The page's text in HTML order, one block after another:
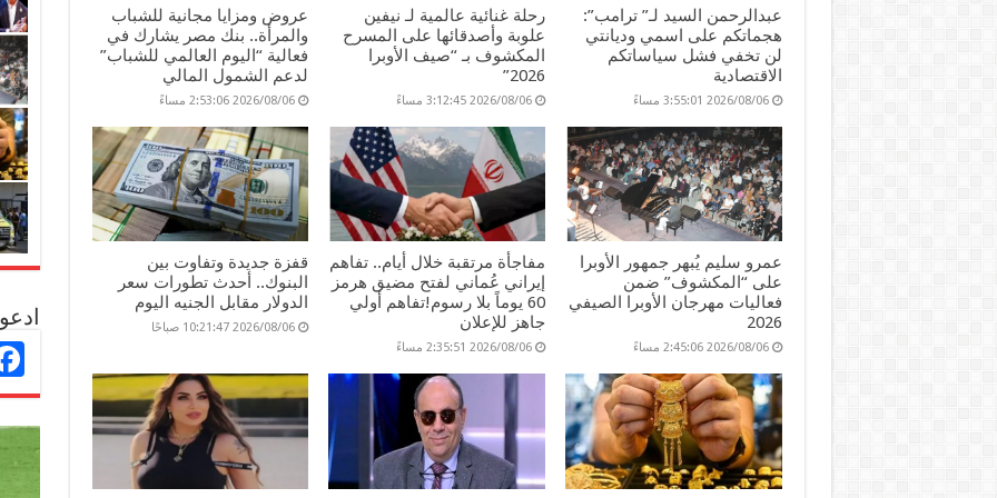
عبدالرحمن السيد لـ” ترامب”:
هجماتكم على اسمي وديانتي
لن تخفي فشل سياساتكم
الاقتصادية
2026/08/06 3:55:01 مساءً
رحلة غنائية عالمية لـ نيفين
علوبة وأصدقائها على المسرح
المكشوف بـ “صيف الأوبرا
2026”
2026/08/06 3:12:45 مساءً
عروض ومزايا مجانية للشباب
والمرأة.. بنك مصر يشارك في
فعالية “اليوم العالمي للشباب”
لدعم الشمول المالي
2026/08/06 2:53:06 مساءً
عمرو سليم يُبهر جمهور الأوبرا
على “المكشوف” ضمن
فعاليات مهرجان الأوبرا الصيفي
2026
2026/08/06 2:45:06 مساءً
مفاجأة مرتقبة خلال أيام.. تفاهم
إيراني عُماني لفتح مضيق هرمز
60 يوماً بلا رسوم!تفاهم أولي
جاهز للإعلان
2026/08/06 2:35:51 مساءً
قفزة جديدة وتفاوت بين
البنوك.. أحدث تطورات سعر
الدولار مقابل الجنيه اليوم
2026/08/06 10:21:47 صباحًا